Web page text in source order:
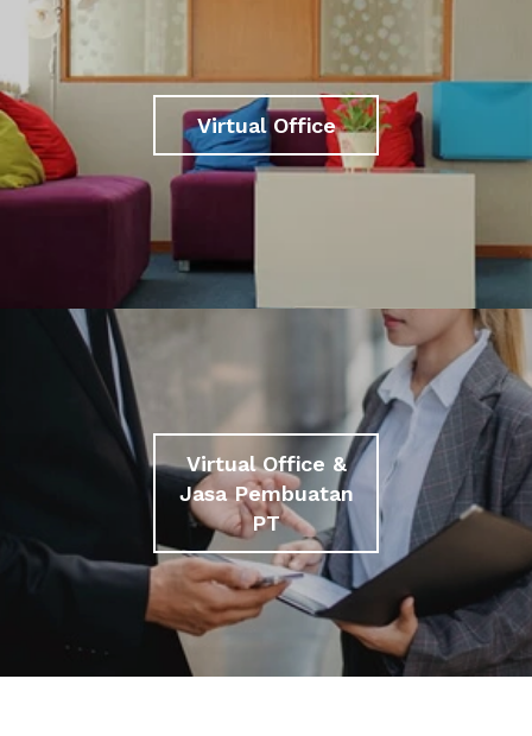
Virtual Office
Virtual Office &
Jasa Pembuatan
PT